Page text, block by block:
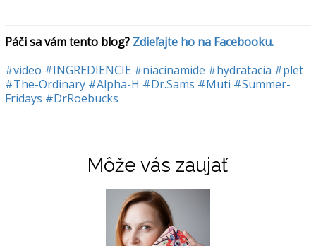
Páči sa vám tento blog? Zdieľajte ho na Facebooku.
#video #INGREDIENCIE #niacinamide #hydratacia #plet
#The-Ordinary #Alpha-H #Dr.Sams #Muti #Summer-
Fridays #DrRoebucks
Môže vás zaujať